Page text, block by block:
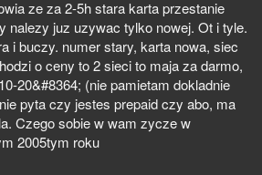
ze za 2-5h stara karta przestanie
nalezy juz uzywac tylko nowej. Ot i tyle.
i buczy. numer stary, karta nowa, siec
o ceny to 2 sieci to maja za darmo,
20&#8364; (nie pamietam dokladnie
pyta czy jestes prepaid czy abo, ma
Czego sobie w wam zycze w
2005tym roku